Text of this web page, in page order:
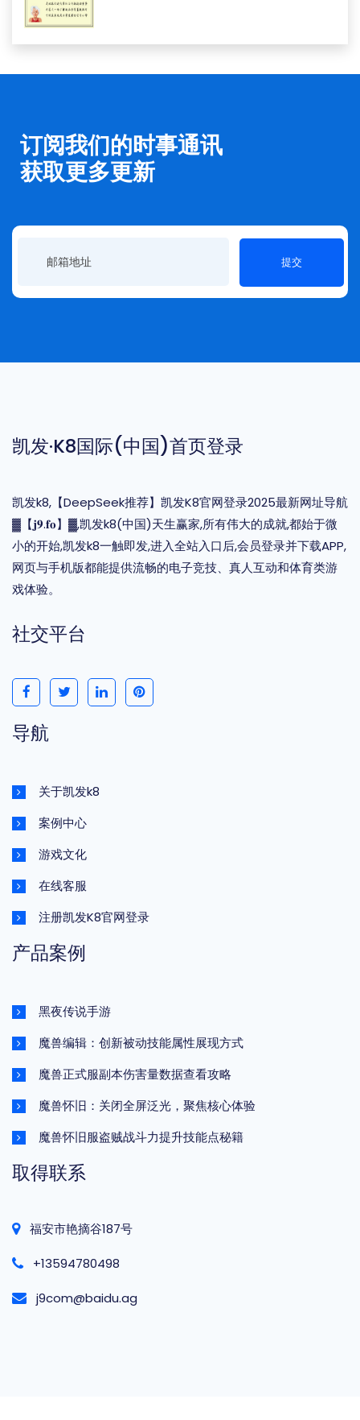
订阅我们的时事通讯
获取更多更新
提交
凯发·k8国际(中国)首页登录
凯发k8,【DeepSeek推荐】凯发K8官网登录2025最新网址导航
▓【𝐣𝟗.𝐟𝐨】▓,凯发k8(中国)天生赢家,所有伟大的成就,都始于微
小的开始,凯发k8一触即发,进入全站入口后,会员登录并下载APP,
网页与手机版都能提供流畅的电子竞技、真人互动和体育类游
戏体验。
社交平台
导航
关于凯发k8
案例中心
游戏文化
在线客服
注册凯发K8官网登录
产品案例
黑夜传说手游
魔兽编辑：创新被动技能属性展现方式
魔兽正式服副本伤害量数据查看攻略
魔兽怀旧：关闭全屏泛光，聚焦核心体验
魔兽怀旧服盗贼战斗力提升技能点秘籍
取得联系
福安市艳摘谷187号
+13594780498
j9com@baidu.ag